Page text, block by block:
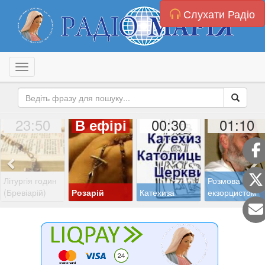
Слухати Радіо
Toggle navigation
23:50
Літургія годин
(Бревіарій)
В ефірі
Розарій
00:30
Катехиза
01:10
Розмова з
екзорцистом